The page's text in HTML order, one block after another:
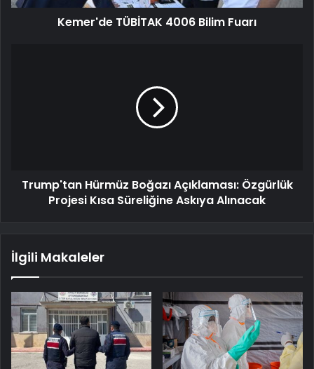
Kemer'de TÜBİTAK 4006 Bilim Fuarı
Trump'tan Hürmüz Boğazı Açıklaması: Özgürlük
Projesi Kısa Süreliğine Askıya Alınacak
İlgili Makaleler